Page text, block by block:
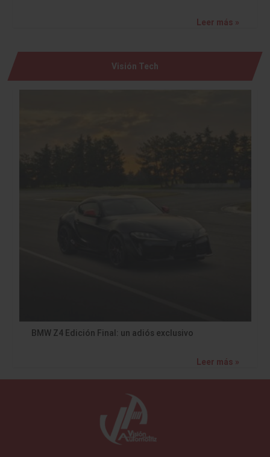
Leer más »
Visión Tech
BMW Z4 Edición Final: un adiós exclusivo
Leer más »